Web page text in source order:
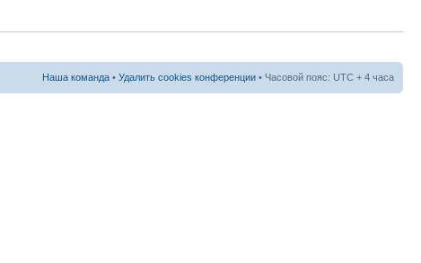
Наша команда • Удалить cookies конференции • Часовой пояс: UTC + 4 часа